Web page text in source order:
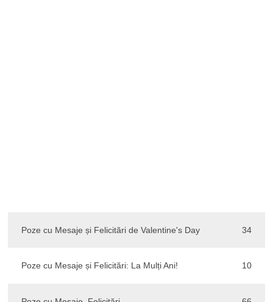
Poze cu Mesaje și Felicitări de Valentine's Day 34
Poze cu Mesaje și Felicitări: La Mulți Ani! 10